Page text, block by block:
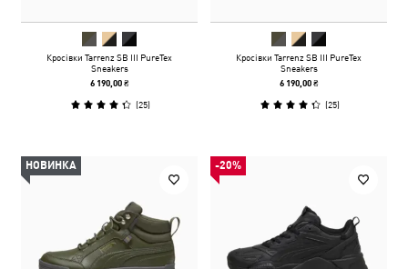
Кросівки Tarrenz SB III PureTex
Sneakers
6 190,00 ₴
(25)
Кросівки Tarrenz SB III PureTex
Sneakers
6 190,00 ₴
(25)
НОВИНКА -20%